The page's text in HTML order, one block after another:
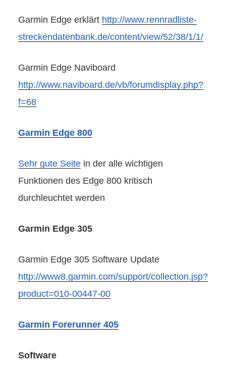
Garmin Edge erklärt http://www.rennradliste-
streckendatenbank.de/content/view/52/38/1/1/
Garmin Edge Naviboard
http://www.naviboard.de/vb/forumdisplay.php?
f=68
Garmin Edge 800
Sehr gute Seite in der alle wichtigen
Funktionen des Edge 800 kritisch
durchleuchtet werden
Garmin Edge 305
Garmin Edge 305 Software Update
http://www8.garmin.com/support/collection.jsp?
product=010-00447-00
Garmin Forerunner 405
Software